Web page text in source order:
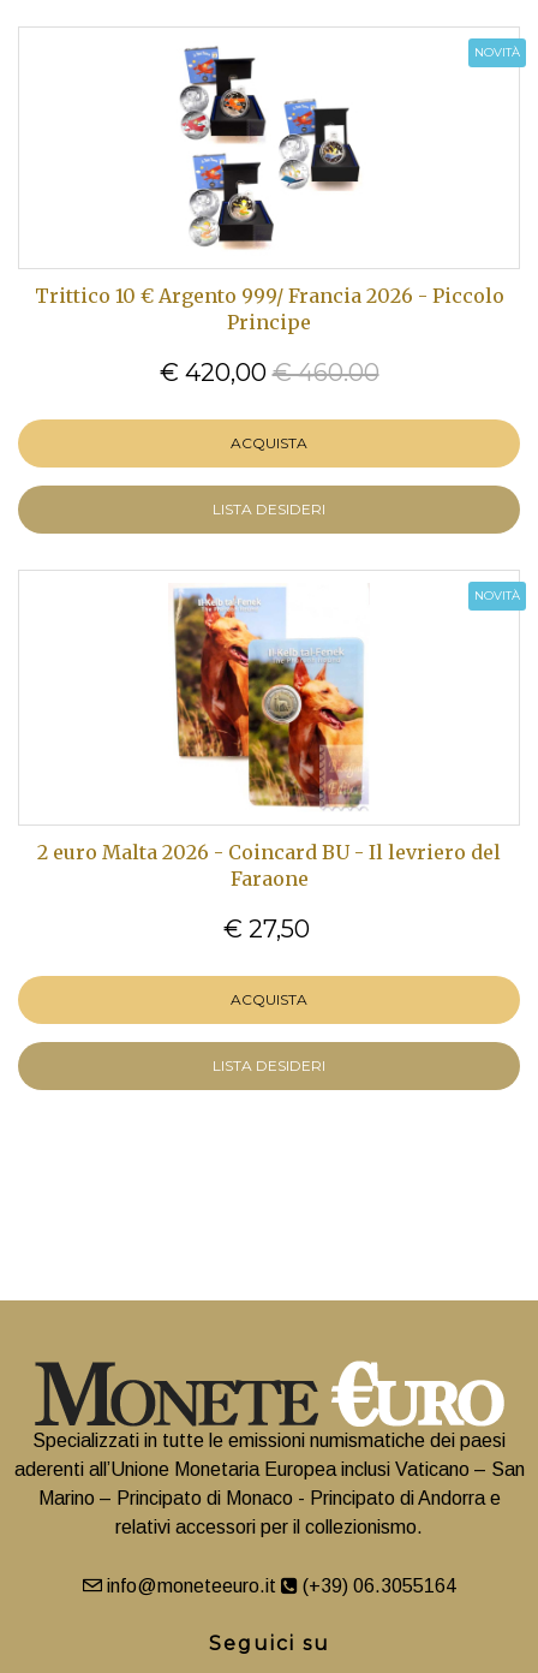
NOVITÀ
Trittico 10 € Argento 999/ Francia 2026 - Piccolo
Principe
€ 420,00 € 460.00
ACQUISTA
LISTA DESIDERI
NOVITÀ
2 euro Malta 2026 - Coincard BU - Il levriero del
Faraone
€ 27,50
ACQUISTA
LISTA DESIDERI
Specializzati in tutte le emissioni numismatiche dei paesi
aderenti all’Unione Monetaria Europea inclusi Vaticano – San
Marino – Principato di Monaco - Principato di Andorra e
relativi accessori per il collezionismo.
info@moneteeuro.it (+39) 06.3055164
Seguici su